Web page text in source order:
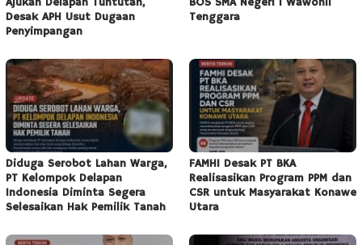
Desak APH Usut Dugaan
Penyimpangan
Tenggara
Diduga Serobot Lahan Warga,
PT Kelompok Delapan
Indonesia Diminta Segera
Selesaikan Hak Pemilik Tanah
FAMHI Desak PT BKA
Realisasikan Program PPM dan
CSR untuk Masyarakat Konawe
Utara